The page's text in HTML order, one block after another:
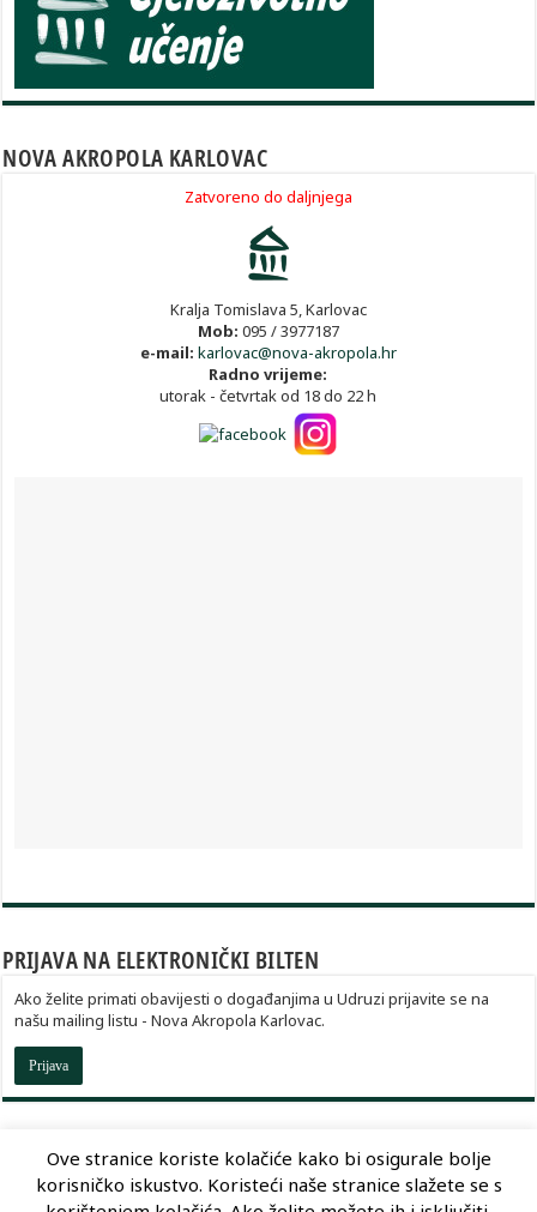
NOVA AKROPOLA KARLOVAC
Zatvoreno do daljnjega
Kralja Tomislava 5, Karlovac
Mob: 095 / 3977187
e-mail: karlovac@nova-akropola.hr
Radno vrijeme:
utorak - četvrtak od 18 do 22 h
PRIJAVA NA ELEKTRONIČKI BILTEN
Ako želite primati obavijesti o događanjima u Udruzi prijavite se na
našu mailing listu - Nova Akropola Karlovac.
Prijava
Dizajn: Optimum Dizajn
Ove stranice koriste kolačiće kako bi osigurale bolje
korisničko iskustvo. Koristeći naše stranice slažete se s